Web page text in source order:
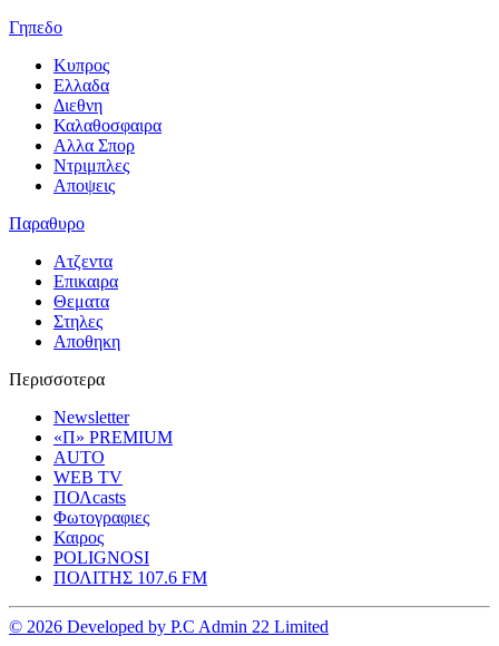
Γηπεδο
Κυπρος
Ελλαδα
Διεθνη
Καλαθοσφαιρα
Αλλα Σπορ
Ντριμπλες
Αποψεις
Παραθυρο
Ατζεντα
Επικαιρα
Θεματα
Στηλες
Αποθηκη
Περισσοτερα
Newsletter
«Π» PREMIUM
AUTO
WEB TV
ΠΟΛcasts
Φωτογραφιες
Καιρος
POLIGNOSI
ΠΟΛΙΤΗΣ 107.6 FM
© 2026 Developed by P.C Admin 22 Limited